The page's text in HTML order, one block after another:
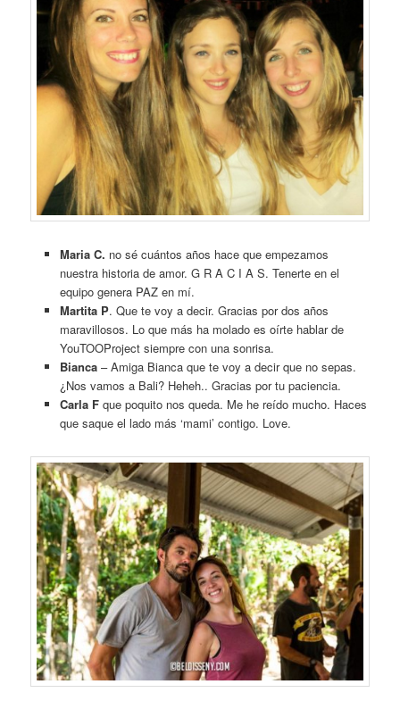
Maria C. no sé cuántos años hace que empezamos
nuestra historia de amor. G R A C I A S. Tenerte en el
equipo genera PAZ en mí.
Martita P. Que te voy a decir. Gracias por dos años
maravillosos. Lo que más ha molado es oírte hablar de
YouTOOProject siempre con una sonrisa.
Bianca– Amiga Bianca que te voy a decir que no sepas.
¿Nos vamos a Bali? Heheh.. Gracias por tu paciencia.
Carla Fque poquito nos queda. Me he reído mucho. Haces
que saque el lado más ‘mami’ contigo. Love.